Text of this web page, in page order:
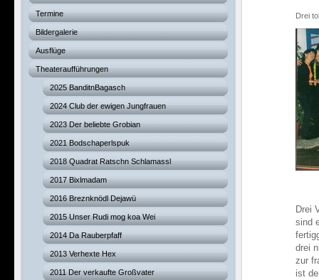
Termine
Bildergalerie
Ausflüge
Theateraufführungen
2025 BanditnBagasch
2024 Club der ewigen Jungfrauen
2023 Der beliebte Grobian
2021 Bodschaperlspuk
2018 Quadrat Ratschn Schlamassl
2017 Bixlmadam
2016 Breznknödl Dejawü
2015 Unser Rudi mog koa Wei
2014 Da Rauberpfaff
2013 Verhexte Hex
2011 Der verkaufte Großvater
Drei
Drei
sind
drei
zur
ist